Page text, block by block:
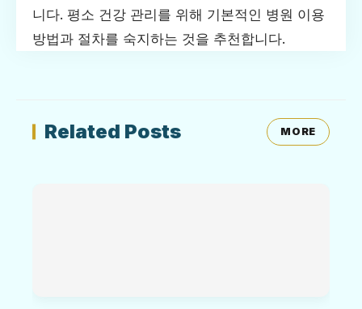
니다. 평소 건강 관리를 위해 기본적인 병원 이용
방법과 절차를 숙지하는 것을 추천합니다.
Related Posts MORE